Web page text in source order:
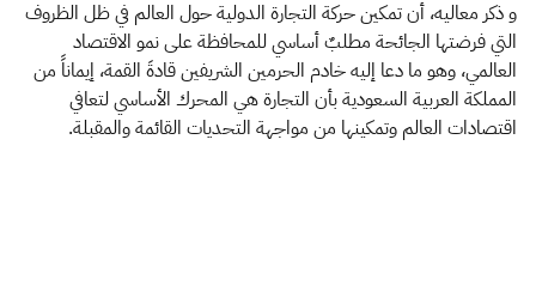
و ذكر معاليه، أن تمكين حركة التجارة الدولية حول العالم في ظل الظروف
التي فرضتها الجائحة مطلبٌ أساسي للمحافظة على نمو الاقتصاد
العالمي، وهو ما دعا إليه خادم الحرمين الشريفين قادةَ القمة، إيماناً من
المملكة العربية السعودية بأن التجارة هي المحرك الأساسي لتعافي
اقتصادات العالم وتمكينها من مواجهة التحديات القائمة والمقبلة.